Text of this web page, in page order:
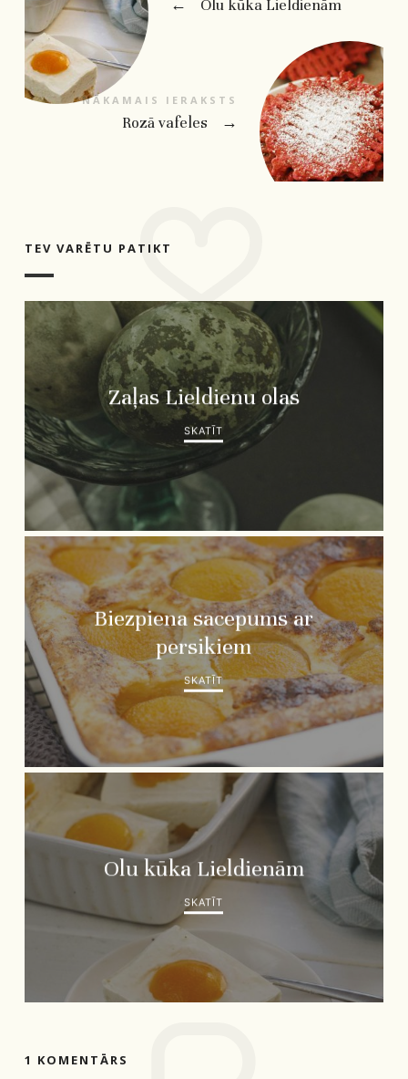
← Olu kūka Lieldienām
NĀKAMAIS IERAKSTS
Rozā vafeles →
TEV VARĒTU PATIKT
Zaļas Lieldienu olas
SKATĪT
Biezpiena sacepums ar
persikiem
SKATĪT
Olu kūka Lieldienām
SKATĪT
1 KOMENTĀRS